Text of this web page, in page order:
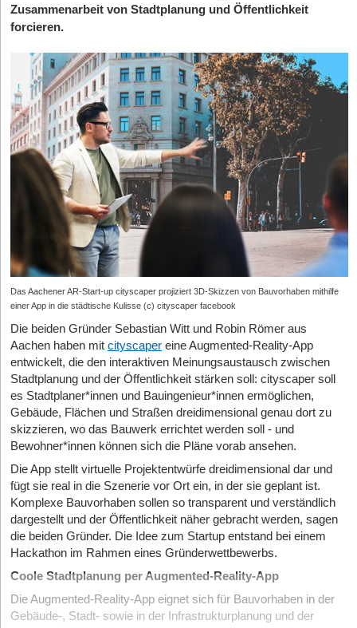
Zusammenarbeit von Stadtplanung und Öffentlichkeit
forcieren.
Das Aachener AR-Start-up cityscaper projiziert 3D-Skizzen von Bauvorhaben mithilfe
einer App in die städtische Kulisse (c) cityscaper facebook
Die beiden Gründer Sebastian Witt und Robin Römer aus
Aachen haben mit cityscaper eine Augmented-Reality-App
entwickelt, die den interaktiven Meinungsaustausch zwischen
Stadtplanung und der Öffentlichkeit stärken soll: cityscaper soll
es Stadtplaner*innen und Bauingenieur*innen ermöglichen,
Gebäude, Flächen und Straßen dreidimensional genau dort zu
skizzieren, wo das Bauwerk errichtet werden soll - und
Bewohner*innen können sich die Pläne vorab ansehen.
Die App stellt virtuelle Projektentwürfe dreidimensional dar und
fügt sie real in die Szenerie vor Ort ein, in der sie geplant ist.
Komplexe Bauvorhaben sollen so transparent und verständlich
dargestellt und der Öffentlichkeit näher gebracht werden, sagen
die beiden Gründer. Die Idee zum Startup entstand bei einem
Hackathon im Rahmen eines Gründerwettbewerbs.
Coole Stadtplanung per Augmented-Reality-App
Die Augmented-Reality-App eignet sich für Bauvorhaben in der
Gebäude-, Stadt- sowie in der Infrastrukturplanung und der